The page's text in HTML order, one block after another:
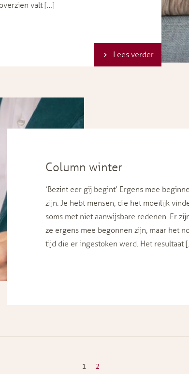
valt […]
Lees verder
Column winter
‘Bezint eer gij begint’ Ergens mee
zijn. Je hebt mensen, die het moeilijk
soms met niet aanwijsbare redenen. Er
ze ergens mee begonnen zijn, maar het
tijd die er ingestoken werd. Het resultaat
1 2